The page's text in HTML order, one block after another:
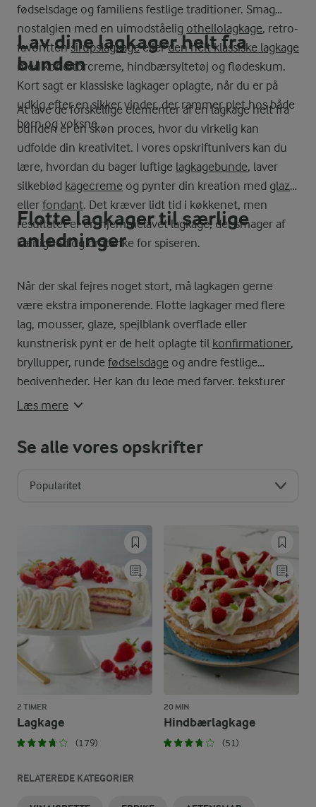
fødselsdage og familiens festlige traditioner. Smag
nostalgien med en uimodståelig othellolagkage, retro-
favorittensirupslagkageellerden helt klassiske lagkage
med konditorcreme, hindbærsyltetøj og flødeskum.
Kort sagt er klassiske lagkager oplagte, når du er på
udkig efter en sikker vinder, der rammer plet hos både
børn og voksne.
Lav dine lagkager helt fra
bunden
At lave de forskellige elementer af en lagkage helt fra
bunden er en skøn proces, hvor du virkelig kan
udfolde din kreativitet. I vores opskriftunivers kan du
lære, hvordan du bager luftige lagkagebunde, laver
silkeblød kagecreme og pynter din kreation med glaze
eller fondant. Det kræver lidt tid i køkkenet, men
resultatet er en hjemmelavet lagkage, der smager af
kærlighed og omtanke for spiseren.
Flotte lagkager til særlige
anledninger
Når der skal fejres noget stort, må lagkagen gerne
være ekstra imponerende. Flotte lagkager med flere
lag, mousser, glaze, spejlblank overflade eller
kunstnerisk pynt er de helt oplagte til konfirmationer,
bryllupper, runde fødselsdage og andre festlige
begivenheder. Her kan du lege med farver, teksturer
og smagskombinationer, der både overrasker og
vaniljefromage, pistaciebunde og champagnebomber
skaber en smagsmæssig symfoni fra første bid.
Læs mere
Se alle vores opskrifter
Popularitet
2 TIMER
Lagkage
(179)
20 MIN
Hindbærlagkage
(51)
RELATEREDE KATEGORIER